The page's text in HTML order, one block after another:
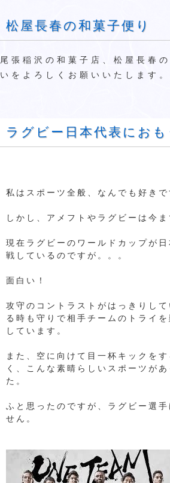
松屋長春の和菓子便り
尾張稲沢の和菓子店、松屋長春
いをよろしくお願いいたします。
ラグビー日本代表におも
私はスポーツ全般、なんでも好きで
しかし、アメフトやラグビーは今
現在ラグビーのワールドカップが
戦しているのですが。。。
面白い！
攻守のコントラストがはっきりし
る時も守りで相手チームのトライ
しています。
また、空に向けて目一杯キックを
く、こんな素晴らしいスポーツが
た。
ふと思ったのですが、ラグビー選
せん。